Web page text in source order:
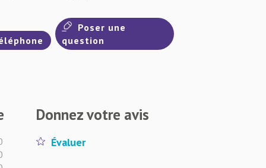
Poser une
question
Donnez votre avis
Évaluer